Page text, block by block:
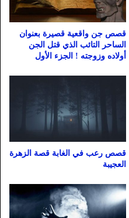
قصص جن واقعية قصيرة بعنوان
الساحر التائب الذي قتل الجن
أولاده وزوجته ! الجزء الأول
قصص رعب في الغابة قصة الزهرة
العجيبة